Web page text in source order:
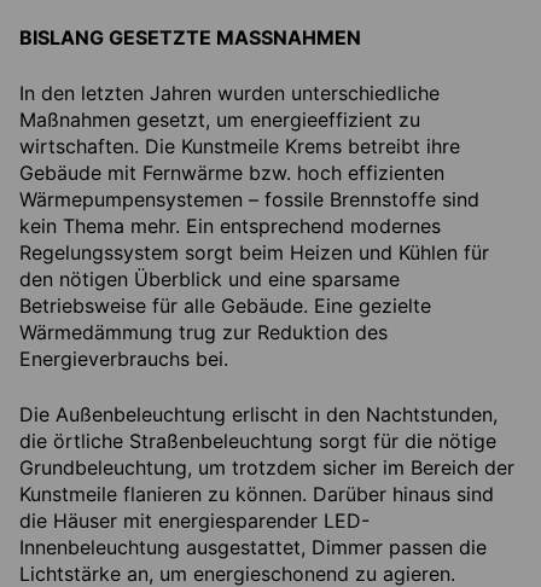
BISLANG GESETZTE MASSNAHMEN
In den letzten Jahren wurden unterschiedliche
Maßnahmen gesetzt, um energieeffizient zu
wirtschaften. Die Kunstmeile Krems betreibt ihre
Gebäude mit Fernwärme bzw. hoch effizienten
Wärmepumpensystemen – fossile Brennstoffe sind
kein Thema mehr. Ein entsprechend modernes
Regelungssystem sorgt beim Heizen und Kühlen für
den nötigen Überblick und eine sparsame
Betriebsweise für alle Gebäude. Eine gezielte
Wärmedämmung trug zur Reduktion des
Energieverbrauchs bei.
Die Außenbeleuchtung erlischt in den Nachtstunden,
die örtliche Straßenbeleuchtung sorgt für die nötige
Grundbeleuchtung, um trotzdem sicher im Bereich der
Kunstmeile flanieren zu können. Darüber hinaus sind
die Häuser mit energiesparender LED-
Innenbeleuchtung ausgestattet, Dimmer passen die
Lichtstärke an, um energieschonend zu agieren.